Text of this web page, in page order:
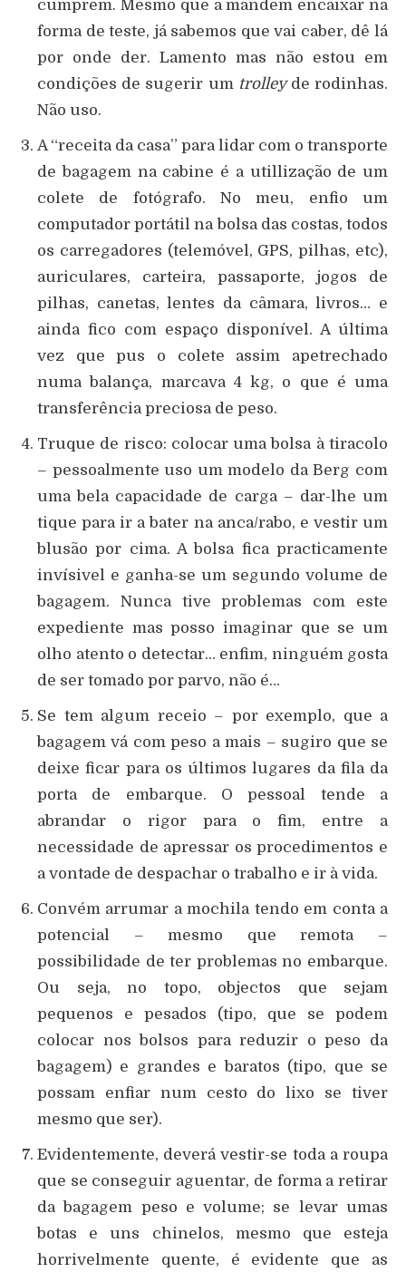
cumprem. Mesmo que a mandem encaixar na
forma de teste, já sabemos que vai caber, dê lá
por onde der. Lamento mas não estou em
condições de sugerir um trolleyde rodinhas.
Não uso.
A “receita da casa” para lidar com o transporte
de bagagem na cabine é a utillização de um
colete de fotógrafo. No meu, enfio um
computador portátil na bolsa das costas, todos
os carregadores (telemóvel, GPS, pilhas, etc),
auriculares, carteira, passaporte, jogos de
pilhas, canetas, lentes da câmara, livros… e
ainda fico com espaço disponível. A última
vez que pus o colete assim apetrechado
numa balança, marcava 4 kg, o que é uma
transferência preciosa de peso.
Truque de risco: colocar uma bolsa à tiracolo
– pessoalmente uso um modelo da Berg com
uma bela capacidade de carga – dar-lhe um
tique para ir a bater na anca/rabo, e vestir um
blusão por cima. A bolsa fica practicamente
invísivel e ganha-se um segundo volume de
bagagem. Nunca tive problemas com este
expediente mas posso imaginar que se um
olho atento o detectar… enfim, ninguém gosta
de ser tomado por parvo, não é…
Se tem algum receio – por exemplo, que a
bagagem vá com peso a mais – sugiro que se
deixe ficar para os últimos lugares da fila da
porta de embarque. O pessoal tende a
abrandar o rigor para o fim, entre a
necessidade de apressar os procedimentos e
a vontade de despachar o trabalho e ir à vida.
Convém arrumar a mochila tendo em conta a
potencial – mesmo que remota –
possibilidade de ter problemas no embarque.
Ou seja, no topo, objectos que sejam
pequenos e pesados (tipo, que se podem
colocar nos bolsos para reduzir o peso da
bagagem) e grandes e baratos (tipo, que se
possam enfiar num cesto do lixo se tiver
mesmo que ser).
Evidentemente, deverá vestir-se toda a roupa
que se conseguir aguentar, de forma a retirar
da bagagem peso e volume; se levar umas
botas e uns chinelos, mesmo que esteja
horrivelmente quente, é evidente que as